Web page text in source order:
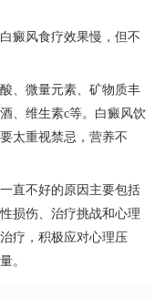
癜风食疗效果慢，但不
、微量元素、矿物质丰
、维生素c等。白癜风饮
太重视禁忌，营养不
直不好的原因主要包括
损伤、治疗挑战和心理
疗，积极应对心理压
。